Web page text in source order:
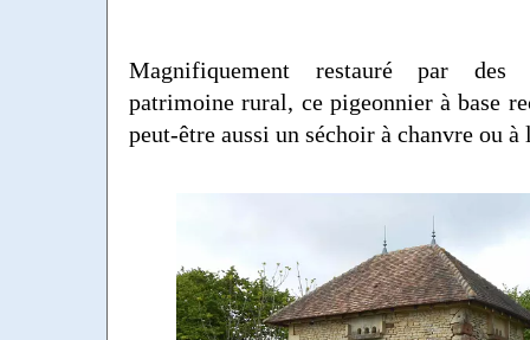
Magnifiquement restauré par des
patrimoine rural, ce pigeonnier à base
peut-être aussi un séchoir à chanvre ou à